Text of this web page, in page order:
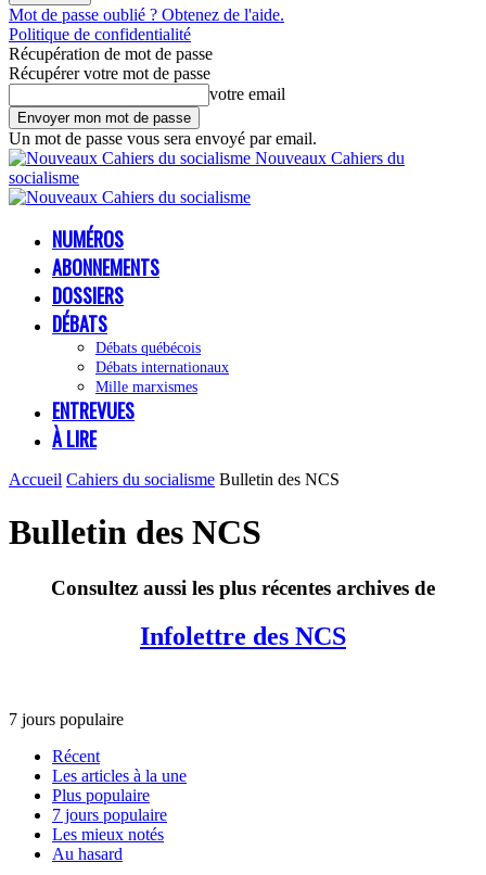
Mot de passe oublié ? Obtenez de l'aide.
Politique de confidentialité
Récupération de mot de passe
Récupérer votre mot de passe
votre email
Un mot de passe vous sera envoyé par email.
Nouveaux Cahiers du
socialisme
NUMÉROS
ABONNEMENTS
DOSSIERS
DÉBATS
Débats québécois
Débats internationaux
Mille marxismes
ENTREVUES
À LIRE
Accueil Cahiers du socialisme Bulletin des NCS
Bulletin des NCS
Consultez aussi les plus récentes archives de
Infolettre des NCS
7 jours populaire
Récent
Les articles à la une
Plus populaire
7 jours populaire
Les mieux notés
Au hasard